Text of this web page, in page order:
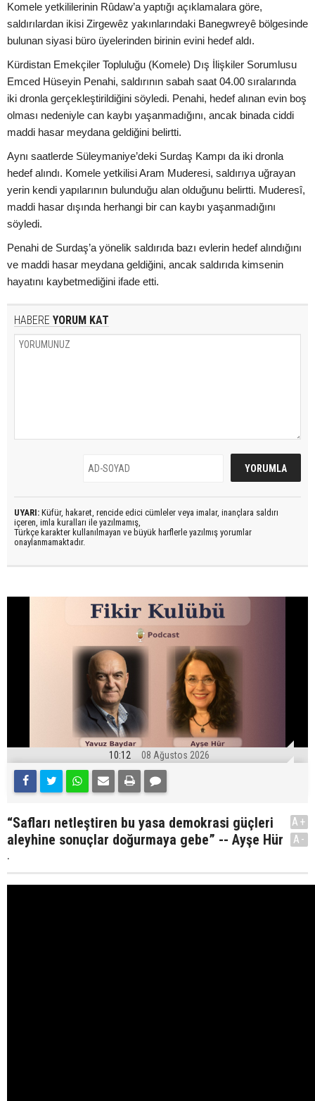
Komele yetkililerinin Rûdaw’a yaptığı açıklamalara göre,
saldırılardan ikisi Zirgewêz yakınlarındaki Banegwreyê bölgesinde
bulunan siyasi büro üyelerinden birinin evini hedef aldı.
Kürdistan Emekçiler Topluluğu (Komele) Dış İlişkiler Sorumlusu
Emced Hüseyin Penahi, saldırının sabah saat 04.00 sıralarında
iki dronla gerçekleştirildiğini söyledi. Penahi, hedef alınan evin boş
olması nedeniyle can kaybı yaşanmadığını, ancak binada ciddi
maddi hasar meydana geldiğini belirtti.
Aynı saatlerde Süleymaniye’deki Surdaş Kampı da iki dronla
hedef alındı. Komele yetkilisi Aram Muderesi, saldırıya uğrayan
yerin kendi yapılarının bulunduğu alan olduğunu belirtti. Muderesî,
maddi hasar dışında herhangi bir can kaybı yaşanmadığını
söyledi.
Penahi de Surdaş’a yönelik saldırıda bazı evlerin hedef alındığını
ve maddi hasar meydana geldiğini, ancak saldırıda kimsenin
hayatını kaybetmediğini ifade etti.
HABERE YORUM KAT
UYARI: Küfür, hakaret, rencide edici cümleler veya imalar, inançlara saldırı
içeren, imla kuralları ile yazılmamış,
Türkçe karakter kullanılmayan ve büyük harflerle yazılmış yorumlar
onaylanmamaktadır.
10:12 08 Ağustos 2026
“Safları netleştiren bu yasa demokrasi güçleri
aleyhine sonuçlar doğurmaya gebe” -- Ayşe Hür
.
A+
A-